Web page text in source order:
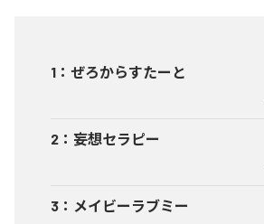
1 ： ぜろからすたーと
2 ： 妄想セラピー
3 ： メイビーラブミー